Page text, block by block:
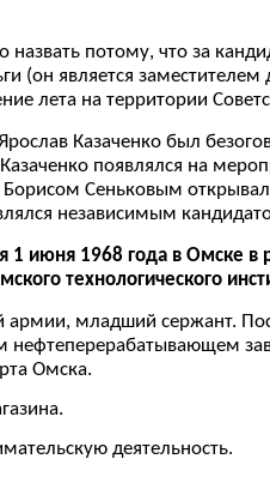
потому, что за
(он является
лета на территории
Казаченко был
появлялся на
Борисом Сеньковым
независимым
1 июня 1968 года в Омске в
технологического
армии, младший сержант.
Омска.
деятельность.